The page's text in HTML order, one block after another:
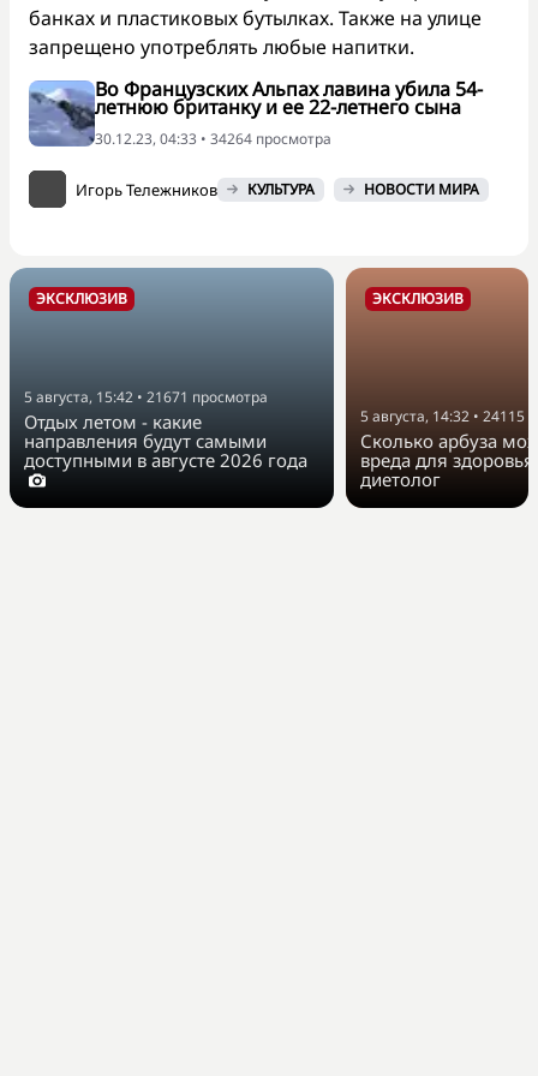
банках и пластиковых бутылках. Также на улице
запрещено употреблять любые напитки.
Во Французских Альпах лавина убила 54-
летнюю британку и ее 22-летнего сына
30.12.23, 04:33 • 34264 просмотра
Игорь Тележников КУЛЬТУРА НОВОСТИ МИРА
ЭКСКЛЮЗИВ
5 августа, 15:42 • 21671 просмотра
Отдых летом - какие
направления будут самыми
доступными в августе 2026 года
ЭКСКЛЮЗИВ
5 августа, 14:32 • 24115
Сколько арбуза
вреда для
диетолог